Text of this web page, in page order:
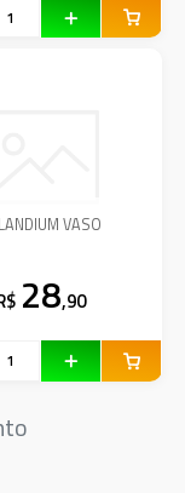
VASO
28,90